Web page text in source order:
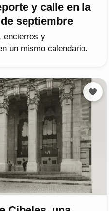
y calle en la
septiembre
encierros y
un mismo calendario.